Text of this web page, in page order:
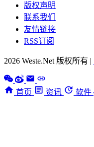
版权声明
联系我们
友情链接
RSS订阅
2026 Weste.Net 版权所有 |
首页 资讯 软件